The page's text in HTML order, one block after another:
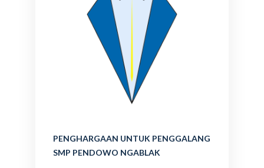
PENGHARGAAN UNTUK PENGGALANG
SMP PENDOWO NGABLAK